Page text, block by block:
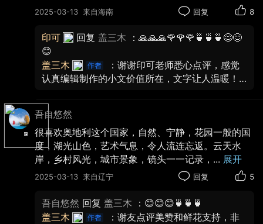
2025-03-13 来自海南 回复 8
印可 回复 盖三木
：🙏🙏🙏🌹🌹🌹🍵🍵🍵😊😊
😊
盖三木
：谢谢印可老师悉心点评，感觉
认真编辑制作的小文价值所在，文字让人温暖！
吾自悠然
很喜欢奥地利这个国家，自然、宁静，花园一般的国
度，湖光山色，艺术气息，令人流连忘返。云天水
岸，乡村风光，城市景象，镜头一一记录， ... 展开
2025-03-13 来自辽宁 回复 5
吾自悠然 回复 盖三木
：😊😊😊🍵🍵🍵
盖三木
：谢友点评美赞和鲜花支持，非